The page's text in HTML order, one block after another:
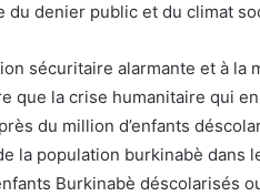
du denier public et du climat
sécuritaire alarmante et à la
que la crise humanitaire qui
du million d’enfants
la population burkinabè dans
Burkinabè déscolarisés